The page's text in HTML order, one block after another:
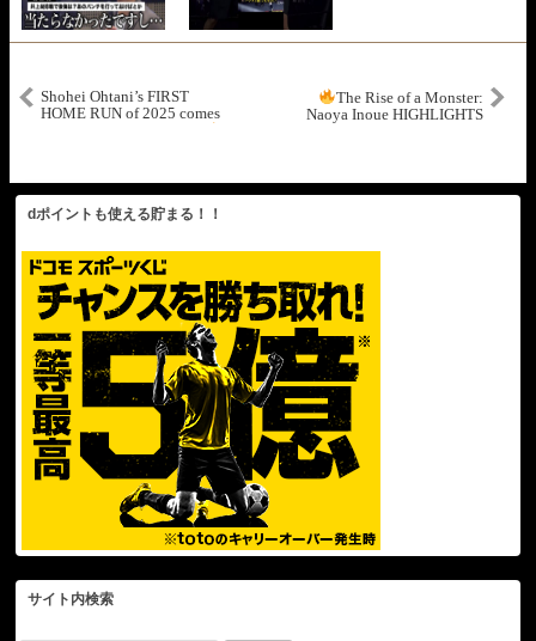
Shohei Ohtani’s FIRST
HOME RUN of 2025 comes
The Rise of a Monster:
Naoya Inoue HIGHLIGHTS
dポイントも使える貯まる！！
サイト内検索